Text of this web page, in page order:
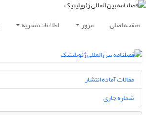
صفحه اصلی مرور اطلاعات نشریه
مقالات آماده انتشار
شماره جاری